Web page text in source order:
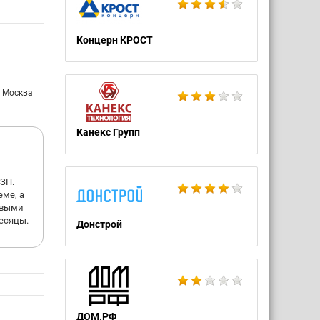
Концерн КРОСТ
Канекс Групп
Донстрой
ДОМ.РФ
о
на
-
Москва
а